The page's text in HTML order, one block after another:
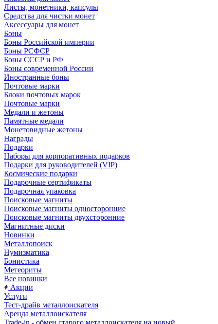
Листы, монетники, капсулы
Средства для чистки монет
Аксессуары для монет
Боны
Боны Российской империи
Боны РСФСР
Боны СССР и РФ
Боны современной России
Иностранные боны
Почтовые марки
Блоки почтовых марок
Почтовые марки
Медали и жетоны
Памятные медали
Монетовидные жетоны
Награды
Подарки
Наборы для корпоративных подарков
Подарки для руководителей (VIP)
Космические подарки
Подарочные сертификаты
Подарочная упаковка
Поисковые магниты
Поисковые магниты односторонние
Поисковые магниты двухсторонние
Магнитные диски
Новинки
Металлопоиск
Нумизматика
Бонистика
Метеориты
Все новинки
Акции
Услуги
Тест-драйв металлоискателя
Аренда металлоискателя
Trade-in - обмен старого металлоискателя на новый